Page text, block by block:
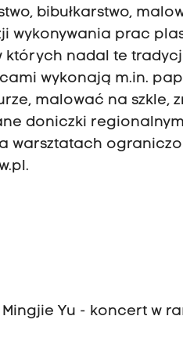
bibułkarstwo,
wykonywania prac
których nadal te
wykonają m.in.
malować na szkle,
doniczki
warsztatach
.
Yu - koncert w